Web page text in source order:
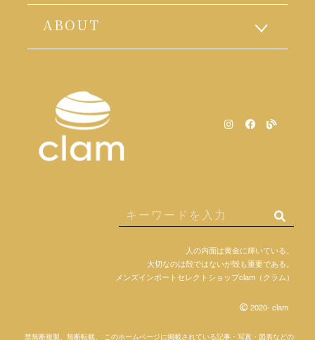
ABOUT
人の内面は黄金に輝いている。
大切なのは殻ではないが殻も重要である。
メンズインポートセレクトショップclam（クラム）
2020- clam
禁無断複製、無断転載、 このホームページに掲載されている記事・写真・図表などの